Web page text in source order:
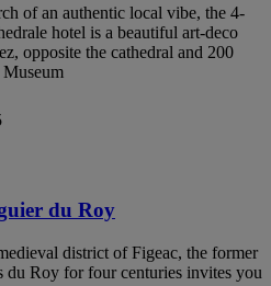
of an authentic local vibe, the 4-
hotel is a beautiful art-deco
opposite the cathedral and 200
Museum
du Roy
district of Figeac, the former
du Roy for four centuries invites you